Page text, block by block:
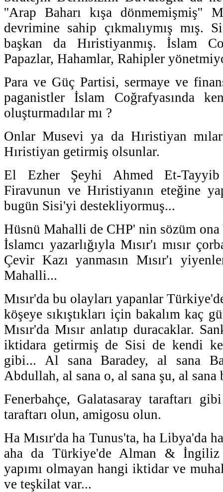
''Arap Baharı kışa dönmemişmiş''
devrimine sahip çıkmalıymış mış.
başkan da Hıristiyanmış. İslam
Papazlar, Hahamlar, Rahipler
Para ve Güç Partisi, sermaye ve
paganistler İslam Coğrafyasında
oluşturmadılar mı ?
Onlar Musevi ya da Hıristiyan mılar
Hıristiyan getirmiş olsunlar.
El Ezher Şeyhi Ahmed Et-
Firavunun ve Hıristiyanın eteğine
bugün Sisi'yi destekliyormuş...
Hüsnü Mahalli de CHP' nin sözüm
İslamcı yazarlığıyla Mısır'ı mısır
Çevir Kazı yanmasın Mısır'ı
Mahalli...
Mısır'da bu olayları yapanlar
köşeye sıkıştıkları için bakalım kaç
Mısır'da Mısır anlatıp duracaklar.
iktidara getirmiş de Sisi de kendi
gibi... Al sana Baradey, al sana
Abdullah, al sana o, al sana şu, al sana
Fenerbahçe, Galatasaray taraftarı
taraftarı olun, amigosu olun.
Ha Mısır'da ha Tunus'ta, ha Libya'da
aha da Türkiye'de Alman &
yapımı olmayan hangi iktidar ve
ve teşkilat var...